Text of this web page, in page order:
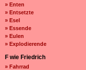
» Enten
» Entsetzte
» Esel
» Essende
» Eulen
» Explodierende
F wie Friedrich
» Fahrrad